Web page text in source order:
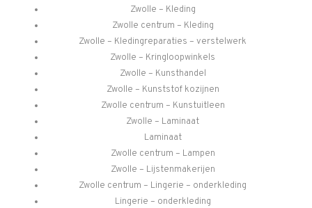
Zwolle – Kleding
Zwolle centrum – Kleding
Zwolle – Kledingreparaties – verstelwerk
Zwolle – Kringloopwinkels
Zwolle – Kunsthandel
Zwolle – Kunststof kozijnen
Zwolle centrum – Kunstuitleen
Zwolle – Laminaat
Laminaat
Zwolle centrum – Lampen
Zwolle – Lijstenmakerijen
Zwolle centrum – Lingerie – onderkleding
Lingerie – onderkleding